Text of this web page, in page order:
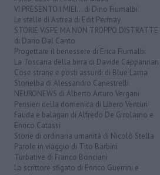
VI PRESENTO I MIEI... di Dino Fiumalbi
Le stelle di Astrea di Edit Permay
STORIE VISPE MA NON TROPPO DISTRATTE
di Dario Dal Canto
Progettare il benessere di Erica Fiumalbi
La Toscana della birra di Davide Cappannari
Cose strane e posti assurdi di Blue Lama
Storielba di Alessandro Canestrelli
NEURONEWS di Alberto Arturo Vergani
Pensieri della domenica di Libero Venturi
Fauda e balagan di Alfredo De Girolamo e
Enrico Catassi
Storie di ordinaria umanità di Nicolò Stella
Parole in viaggio di Tito Barbini
Turbative di Franco Bonciani
Lo scrittore sfigato di Enrico Guerrini e